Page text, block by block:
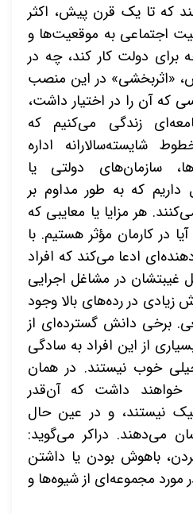
که تا یک قرن پیش، اکثر
اجتماعی به موقعیت‌ها و
دولت کار کند، چه در
«اثربخشی» در این منصب
آن را در اختیار داشت،
زندگی می‌کنیم که
شایسته‌سالارانه اداره
سازمان‌های دولتی یا
که به طور مداوم بر
هر مزایا یا معایبی که
در کارمان مؤثر هستیم. با
ادعا می‌کند که افراد
غیبتشان در مشاغل اجرایی
زیادی در رده‌های بالا وجود
برخی دانش گسترده‌ای از
از این افراد به سادگی
خوب نیستند. در همان
خواهند داشت که آن‌قدر
نیستند، و در عین حال
می‌دهند. دراکر می‌گوید:
باهوش بودن یا داشتن
مجموعه‌ای از شیوه‌ها و